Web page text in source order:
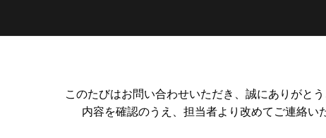
このたびはお問い合わせいただき、誠にありがとう
内容を確認のうえ、担当者より改めてご連絡い